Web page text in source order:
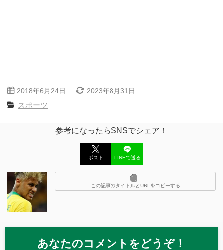
2018年6月24日 2023年8月31日
スポーツ
参考になったらSNSでシェア！
ポスト LINEで送る
この記事のタイトルとURLをコピーする
あなたのコメントをどうぞ！